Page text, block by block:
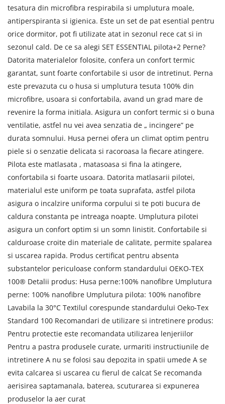
tesatura din microfibra respirabila si umplutura moale,
antiperspiranta si igienica. Este un set de pat esential pentru
orice dormitor, pot fi utilizate atat in sezonul rece cat si in
sezonul cald. De ce sa alegi SET ESSENTIAL pilota+2 Perne?
Datorita materialelor folosite, confera un confort termic
garantat, sunt foarte confortabile si usor de intretinut. Perna
este prevazuta cu o husa si umplutura tesuta 100% din
microfibre, usoara si confortabila, avand un grad mare de
revenire la forma initiala. Asigura un confort termic si o buna
ventilatie, astfel nu vei avea senzatia de „ incingere” pe
durata somnului. Husa pernei ofera un climat optim pentru
piele si o senzatie delicata si racoroasa la fiecare atingere.
Pilota este matlasata , matasoasa si fina la atingere,
confortabila si foarte usoara. Datorita matlasarii pilotei,
materialul este uniform pe toata suprafata, astfel pilota
asigura o incalzire uniforma corpului si te poti bucura de
caldura constanta pe intreaga noapte. Umplutura pilotei
asigura un confort optim si un somn linistit. Confortabile si
calduroase croite din materiale de calitate, permite spalarea
si uscarea rapida. Produs certificat pentru absenta
substantelor periculoase conform standardului OEKO-TEX
100® Detalii produs: Husa perne:100% nanofibre Umplutura
perne: 100% nanofibre Umplutura pilota: 100% nanofibre
Lavabila la 30°C Textilul corespunde standardului Oeko-Tex
Standard 100 Recomandari de utilizare si intretinere produs:
Pentru protectie este recomandata utilizarea lenjeriilor
Pentru a pastra produsele curate, urmariti instructiunile de
intretinere A nu se folosi sau depozita in spatii umede A se
evita calcarea si uscarea cu fierul de calcat Se recomanda
aerisirea saptamanala, baterea, scuturarea si expunerea
produselor la aer curat